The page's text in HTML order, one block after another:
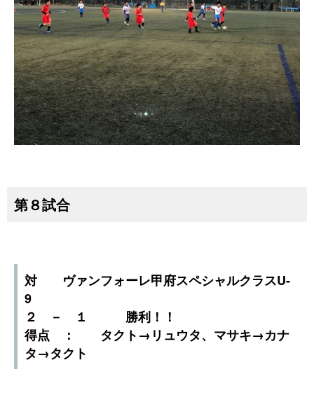
第８試合
対 ヴァンフォーレ甲府スペシャルクラスU-
9
２ － １ 勝利！！
得点 ： タクト→リュウタ、マサキ→カナ
タ→タクト